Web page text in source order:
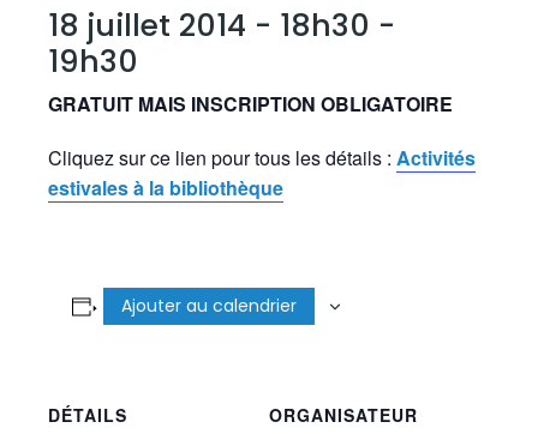
18 juillet 2014 - 18h30 -
19h30
GRATUIT MAIS INSCRIPTION OBLIGATOIRE
Cliquez sur ce lien pour tous les détails : Activités
estivales à la bibliothèque
Ajouter au calendrier
DÉTAILS
ORGANISATEUR